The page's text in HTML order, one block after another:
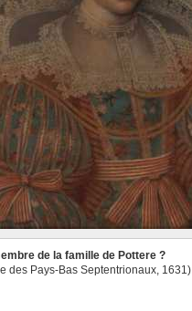
de la famille de Pottere ?
des Pays-Bas Septentrionaux, 1631)